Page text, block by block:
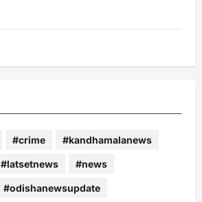
#crime #kandhamalanews
#latsetnews #news
#odishanewsupdate